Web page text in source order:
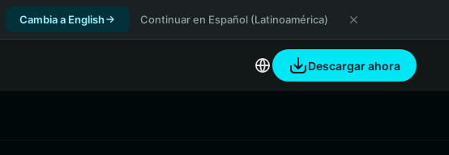
Cambia a English Continuar en Español (Latinoamérica)
Descargar ahora